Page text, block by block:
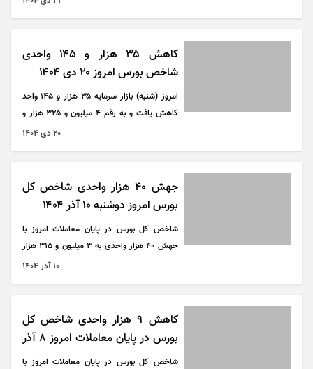
کاهش ۳۵ هزار و ۱۴۵ واحدی
شاخص بورس امروز ۲۰ دی ۱۴۰۴
امروز (شنبه) بازار سرمایه ۳۵ هزار و ۱۴۵ واحد
کاهش یافت و به رقم ۴ میلیون و ۳۲۵ هزار و
۲۰ دی ۱۴۰۴
جهش ۴۰ هزار واحدی شاخص کل
بورس امروز دوشنبه ۱۰ آذر ۱۴۰۴
شاخص کل بورس در پایان معاملات امروز با
جهش ۴۰ هزار واحدی به ۳ میلیون و ۳۱۵ هزار
۱۰ آذر ۱۴۰۴
کاهش ۹ هزار واحدی شاخص کل
بورس در پایان معاملات امروز ۸ آذر
۱۴۰۴
شاخص کل بورس در پایان معاملات امروز با